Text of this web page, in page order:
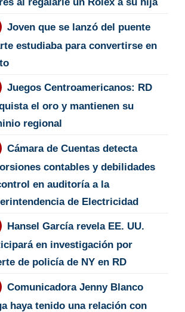
Joven que se lanzó del puente
estudiaba para convertirse en
Juegos Centroamericanos: RD
el oro y mantienen su
regional
Cámara de Cuentas detecta
contables y debilidades
en auditoría a la
de Electricidad
Hansel García revela EE. UU.
en investigación por
de policía de NY en RD
Comunicadora Jenny Blanco
haya tenido una relación con